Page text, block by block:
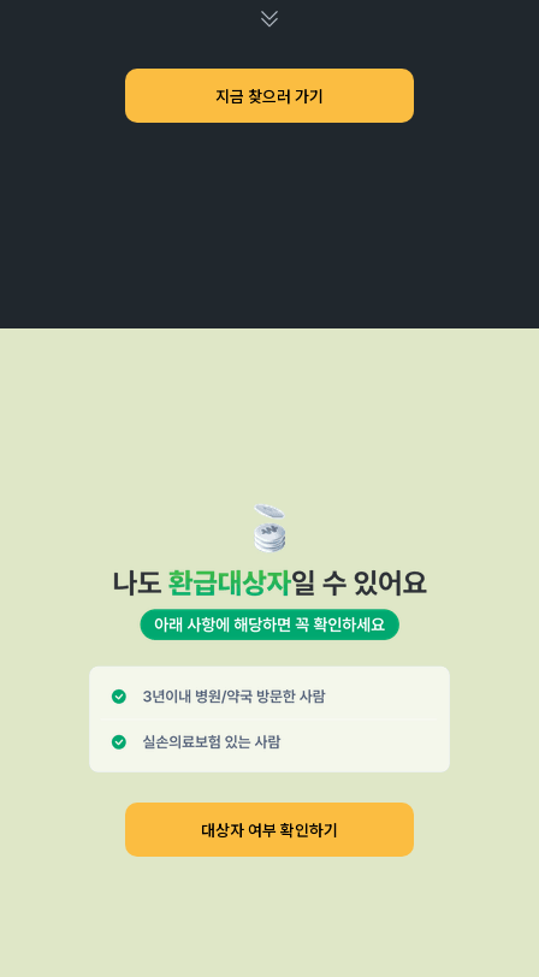
대상자 여부 확인하기
지금 찾으러 가기